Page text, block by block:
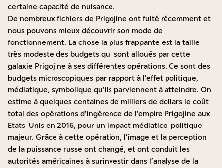
certaine capacité de nuisance.
De nombreux fichiers de Prigojine ont fuité récemment et
nous pouvons mieux découvrir son mode de
fonctionnement. La chose la plus frappante est la taille
très modeste des budgets qui sont alloués par cette
galaxie Prigojine à ses différentes opérations. Ce sont des
budgets microscopiques par rapport à l’effet politique,
médiatique, symbolique qu’ils parviennent à atteindre. On
estime à quelques centaines de milliers de dollars le coût
total des opérations d’ingérence de l’empire Prigojine aux
Etats-Unis en 2016, pour un impact médiatico-politique
majeur. Grâce à cette opération, l’image et la perception
de la puissance russe ont changé, et ont conduit les
autorités américaines à surinvestir dans l’analyse de la